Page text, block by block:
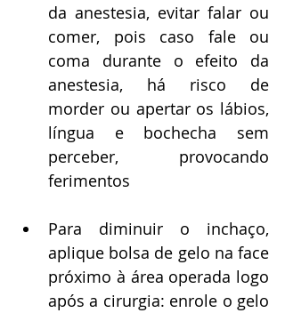
da anestesia, evitar falar ou
comer, pois caso fale ou
coma durante o efeito da
anestesia, há risco de
morder ou apertar os lábios,
língua e bochecha sem
perceber, provocando
ferimentos
Para diminuir o inchaço,
aplique bolsa de gelo na face
próximo à área operada logo
após a cirurgia: enrole o gelo